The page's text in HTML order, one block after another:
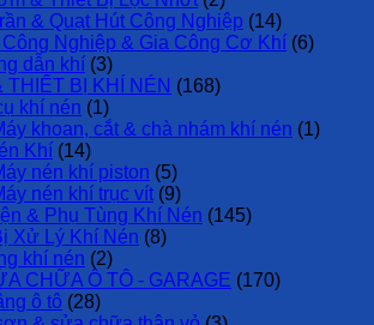
& Quạt Hút Công Nghiệp (14)
Nghiệp & Gia Công Cơ Khí (6)
dẫn khí (3)
THIẾT BỊ KHÍ NÉN (168)
khí nén (1)
khoan, cắt & chà nhám khí nén (1)
Khí (14)
nén khí piston (5)
nén khí trục vít (9)
& Phụ Tùng Khí Nén (145)
Xử Lý Khí Nén (8)
khí nén (2)
CHỮA Ô TÔ - GARAGE (170)
ô tô (28)